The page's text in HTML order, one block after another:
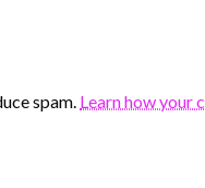
spam. Learn how your